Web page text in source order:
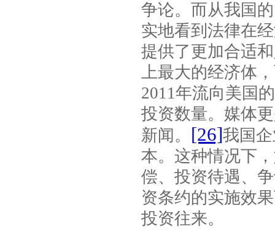
争论。而从我国
实地看到法律在
提供了更加合适
上最大的经济体
2011年流向美国
投资数量。媒体
新闻。
[26]我国
本。这种情况下
偿、投资待遇、
资条约的实施效
投资往来。